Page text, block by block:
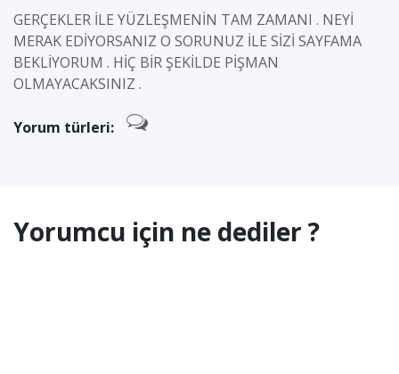
GERÇEKLER İLE YÜZLEŞMENİN TAM ZAMANI . NEYİ
MERAK EDİYORSANIZ O SORUNUZ İLE SİZİ SAYFAMA
BEKLİYORUM . HİÇ BİR ŞEKİLDE PİŞMAN
OLMAYACAKSINIZ .
Yorum türleri:
Yorumcu için ne dediler ?